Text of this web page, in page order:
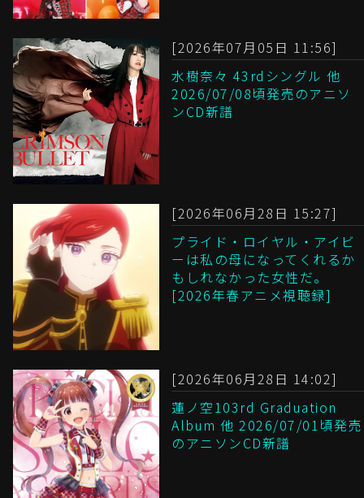
[2026年07月05日 11:56]
水樹奈々 43rdシングル 他
2026/07/08頃発売のアニソ
ンCD新譜
[2026年06月28日 15:27]
プライド・ロイヤル・アイビ
ーは私の母になってくれるか
もしれなかった女性だ。
[2026年春アニメ視聴録]
[2026年06月28日 14:02]
蓮ノ空103rd Graduation
Album 他 2026/07/01頃発売
のアニソンCD新譜